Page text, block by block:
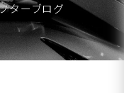
ターブログ